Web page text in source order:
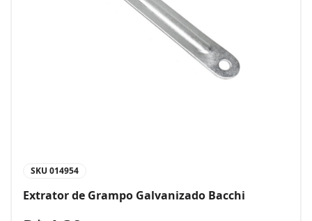
SKU 014954
Extrator de Grampo Galvanizado Bacchi